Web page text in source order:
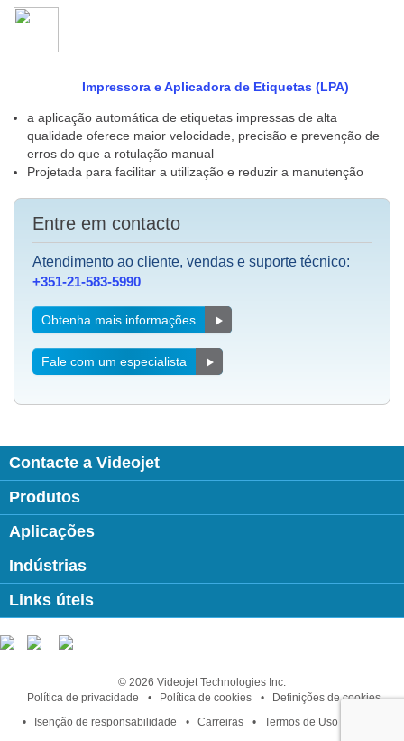
Impressora e Aplicadora de Etiquetas (LPA)
a aplicação automática de etiquetas impressas de alta
qualidade oferece maior velocidade, precisão e prevenção de
erros do que a rotulação manual
Projetada para facilitar a utilização e reduzir a manutenção
Entre em contacto
Atendimento ao cliente, vendas e suporte técnico:
+351-21-583-5990
Obtenha mais informações
Fale com um especialista
Contacte a Videojet
Produtos
Aplicações
Indústrias
Links úteis
© 2026 Videojet Technologies Inc.
Política de privacidade
Política de cookies
Definições de cookies
Isenção de responsabilidade
Carreiras Termos de Uso Online